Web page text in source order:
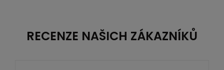
RECENZE NAŠICH ZÁKAZNÍKŮ